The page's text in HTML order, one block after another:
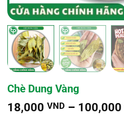
Chè Dung Vàng
18,000 VND – 100,000